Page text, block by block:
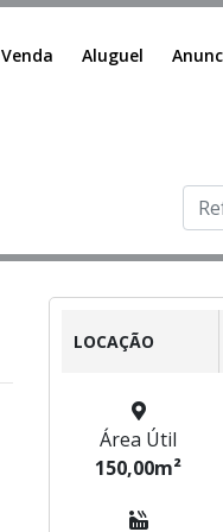
Venda Aluguel
LOCAÇÃO
Área Útil
150,00m²